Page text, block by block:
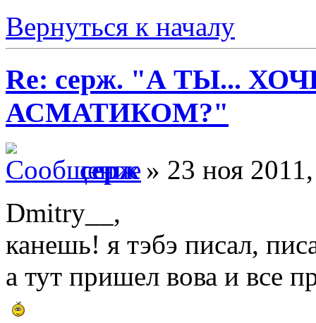
Вернуться к началу
Re: серж. "А ТЫ...
АСМАТИКОМ?"
серж» 23 ноя
Dmitry__,
канешь! я тэбэ писал,
а тут пришел вова и все